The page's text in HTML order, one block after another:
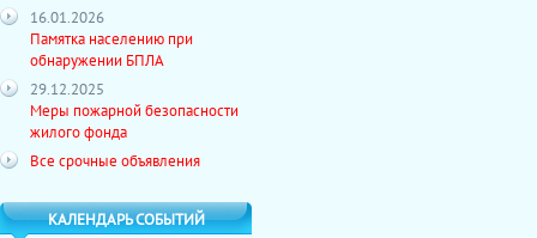
16.01.2026
Памятка населению при
обнаружении БПЛА
29.12.2025
Меры пожарной безопасности
жилого фонда
Все срочные объявления
КАЛЕНДАРЬ СОБЫТИЙ